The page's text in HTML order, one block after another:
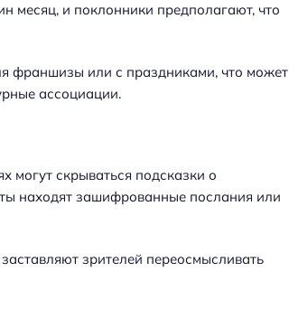
месяц, и поклонники предполагают, что
франшизы или с праздниками, что может
ассоциации.
могут скрываться подсказки о
находят зашифрованные послания или
зрителей переосмысливать